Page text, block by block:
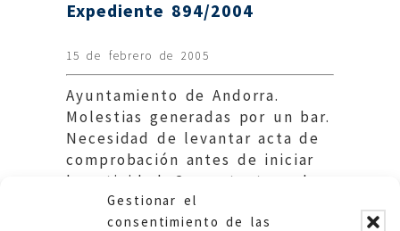
Gestionar el
consentimiento de las
Expediente 894/2004
15 de febrero de 2005
Ayuntamiento de Andorra.
Molestias generadas por un bar.
Necesidad de levantar acta de
comprobación antes de iniciar
la actividad. Competenteca de
DGA. para el control de horarios